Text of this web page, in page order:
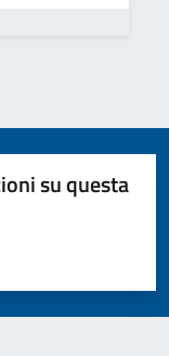
su questa